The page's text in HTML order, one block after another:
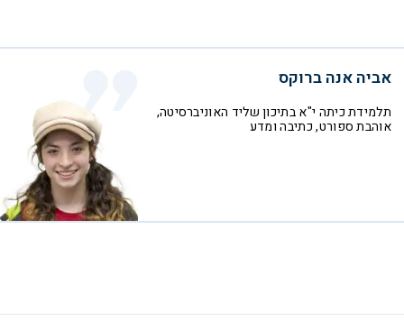
אביה אנה ברוקס
תלמידת כיתה י"א בתיכון שליד האוניברסיטה,
אוהבת ספורט, כתיבה ומדע